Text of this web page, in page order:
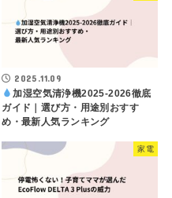
2025.11.09
加湿空気清浄機2025-2026徹底
ガイド｜選び方・用途別おすす
め・最新人気ランキング
家電